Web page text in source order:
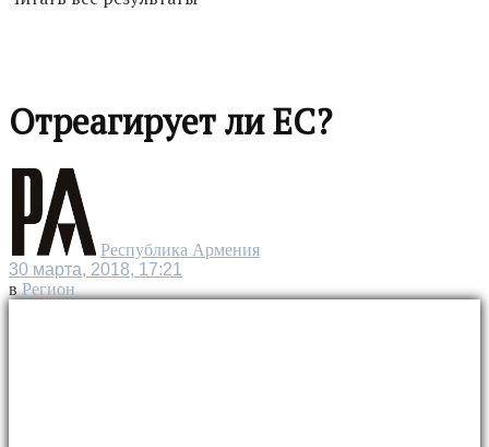
Отреагирует ли ЕС?
Республика Армения
30 марта, 2018, 17:21
в Регион